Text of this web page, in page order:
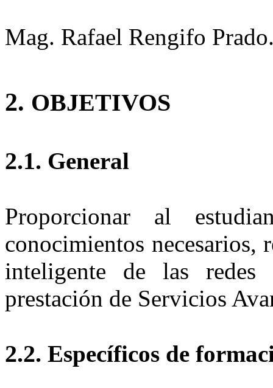
Mag. Rafael Rengifo
2. OBJETIVOS
2.1. General
Proporcionar al
conocimientos necesarios,
inteligente de las redes
prestación de Servicios
2.2. Específicos de